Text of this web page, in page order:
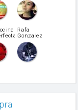
Rafa
Gonzalez